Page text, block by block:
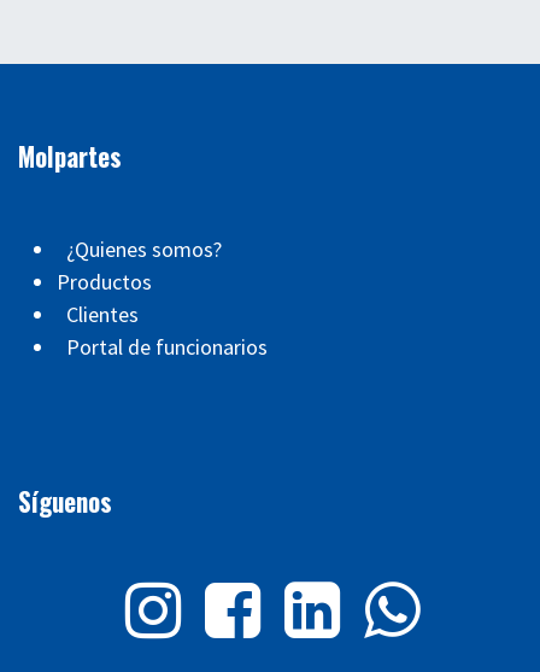
Molpartes
¿Quienes somos?
Productos
Clientes
Portal de funcionarios
Síguenos